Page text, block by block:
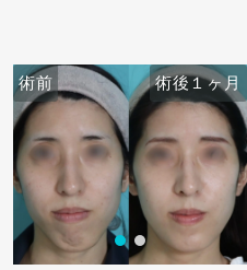
正面から見てもスッキリとシ
ャープな印象にりなります。
手術前に撮像したCTデータを
元に、ご本人様と打ち合わせ
をし、3Dモデルを作成し、骨
切りラインを手術前に想定
し、その通り切除致しまし
た。
いで目立たなくなります。 顎
先や下唇の痺れが出ることが
あります。多くは通常1ヶ月
以内に改善します。 稀に感染
がありますが、そのような際
は責任を持って当院で治療し
ます。 仕上がりには個人差が
あるので、手術を受けた人全
員がこの写真の様な変化をす
るわけではありませんのでご
術前 術後６ヶ月
術前 術後１ヶ月